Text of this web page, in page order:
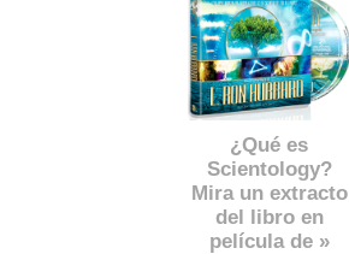
¿Qué es
Scientology?
Mira un extracto
del libro en
película de »